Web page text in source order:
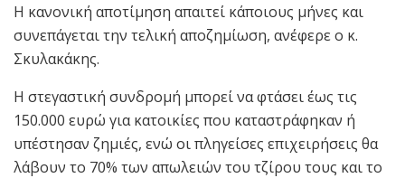
Η κανονική αποτίμηση απαιτεί κάποιους μήνες και
συνεπάγεται την τελική αποζημίωση, ανέφερε ο κ.
Σκυλακάκης.
H στεγαστική συνδρομή μπορεί να φτάσει έως τις
150.000 ευρώ για κατοικίες που καταστράφηκαν ή
υπέστησαν ζημιές, ενώ οι πληγείσες επιχειρήσεις θα
λάβουν το 70% των απωλειών του τζίρου τους και το